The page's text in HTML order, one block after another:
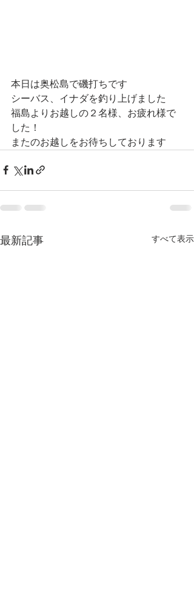
本日は奥松島で磯打ちです
シーバス、イナダを釣り上げました
福島よりお越しの２名様、お疲れ様で
した！
またのお越しをお待ちしております
最新記事 すべて表示